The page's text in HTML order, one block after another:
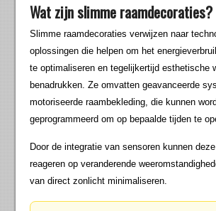
Wat zijn slimme raamdecoraties?
Slimme raamdecoraties verwijzen naar
oplossingen die helpen om het
te optimaliseren en tegelijkertijd esthetische
benadrukken. Ze omvatten geavanceerde
motoriseerde raambekleding, die kunnen
geprogrammeerd om op bepaalde tijden te
Door de integratie van sensoren kunnen
reageren op veranderende
van direct zonlicht minimaliseren.